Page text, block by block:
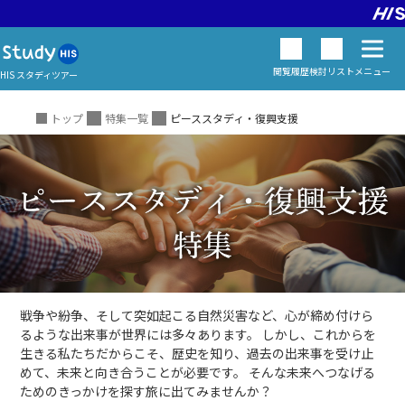
HIS スタディツアー メニュー
閲覧履歴検討 リスト
トップ 特集一覧 ピーススタディ・復興支援
戦争や紛争、そして突如起こる自然災害など、心が締め付けら
るような出来事が世界には多々あります。
しかし、これからを
生きる私たちだからこそ、歴史を知り、過去の出来事を受け止
めて、未来と向き合うことが必要です。 そんな未来へつなげる
ためのきっかけを探す旅に出てみませんか？